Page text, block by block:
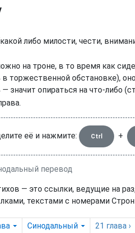
либо милости, чести,
на троне, в то время как
торжественной обстановке),
значит опираться на что-либо
её и нажмите: Ctrl +
перевод
— это ссылки, ведущие на
текстами с номерами
Синодальный 21 глава ›